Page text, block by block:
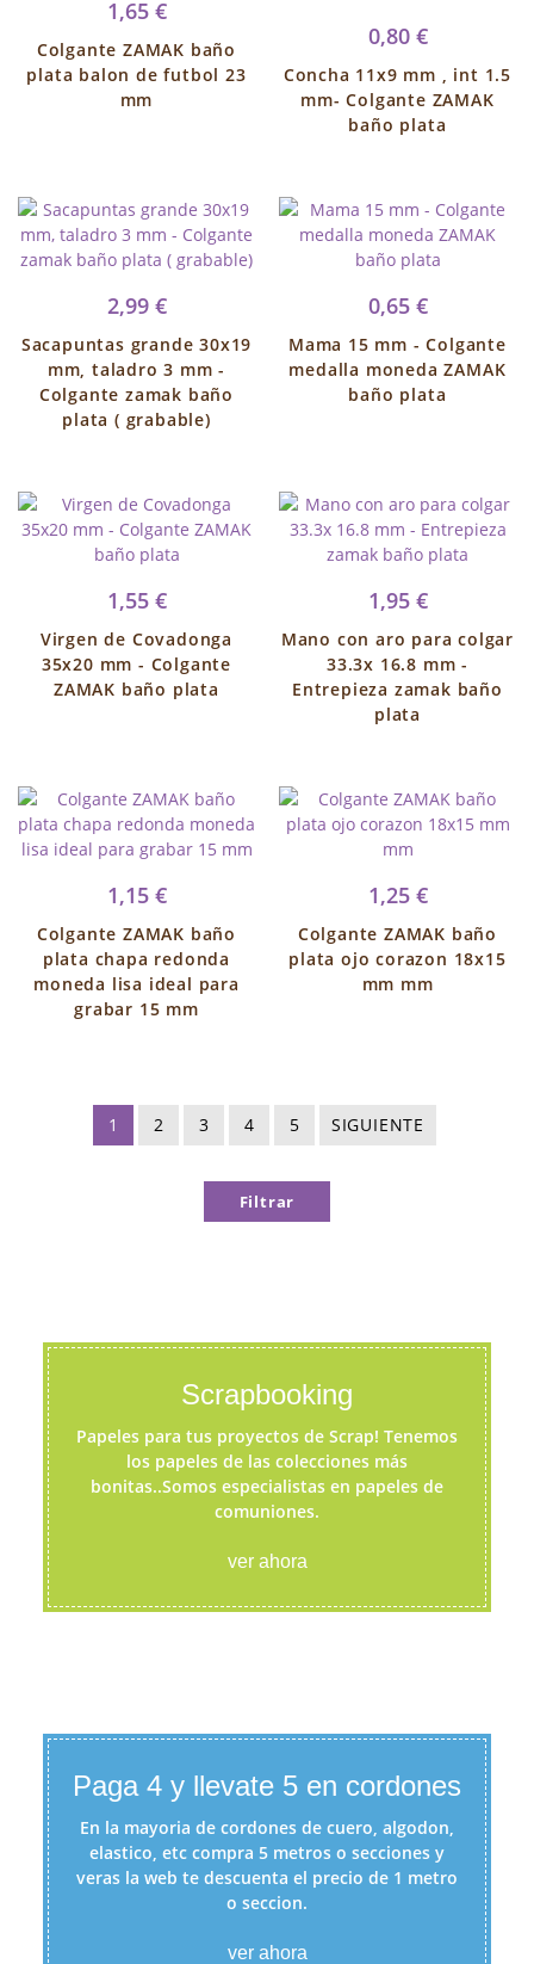
1,65 €
Colgante ZAMAK baño
plata balon de futbol 23
mm
0,80 €
Concha 11x9 mm , int 1.5
mm- Colgante ZAMAK
baño plata
2,99 €
Sacapuntas grande 30x19
mm, taladro 3 mm -
Colgante zamak baño
plata ( grabable)
0,65 €
Mama 15 mm - Colgante
medalla moneda ZAMAK
baño plata
1,55 €
Virgen de Covadonga
35x20 mm - Colgante
ZAMAK baño plata
1,95 €
Mano con aro para colgar
33.3x 16.8 mm -
Entrepieza zamak baño
plata
1,15 €
Colgante ZAMAK baño
plata chapa redonda
moneda lisa ideal para
grabar 15 mm
1,25 €
Colgante ZAMAK baño
plata ojo corazon 18x15
mm mm
1 2 3 4 5 SIGUIENTE
Filtrar
Scrapbooking
Papeles para tus proyectos de Scrap! Tenemos
los papeles de las colecciones más
bonitas..Somos especialistas en papeles de
comuniones.
ver ahora
Paga 4 y llevate 5 en cordones
En la mayoria de cordones de cuero, algodon,
elastico, etc compra 5 metros o secciones y
veras la web te descuenta el precio de 1 metro
o seccion.
ver ahora